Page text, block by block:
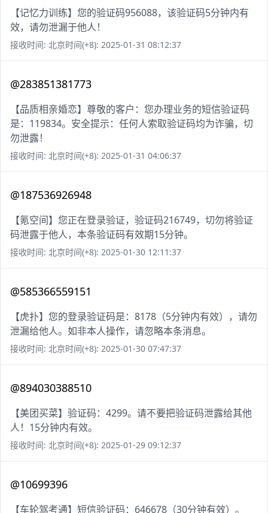
【记忆力训练】您的验证码956088，该验证码5分钟内有
效，请勿泄漏于他人！
接收时间: 北京时间(+8): 2025-01-31 08:12:37
@283851381773
【品质相亲婚恋】尊敬的客户：您办理业务的短信验证码
是：119834。安全提示：任何人索取验证码均为诈骗，切
勿泄露！
接收时间: 北京时间(+8): 2025-01-31 04:06:37
@187536926948
【氪空间】您正在登录验证，验证码216749，切勿将验证
码泄露于他人，本条验证码有效期15分钟。
接收时间: 北京时间(+8): 2025-01-30 12:11:37
@585366559151
【虎扑】您的登录验证码是：8178（5分钟内有效），请勿
泄漏给他人。如非本人操作，请忽略本条消息。
接收时间: 北京时间(+8): 2025-01-30 07:47:37
@894030388510
【美团买菜】验证码：4299。请不要把验证码泄露给其他
人！15分钟内有效。
接收时间: 北京时间(+8): 2025-01-29 09:12:37
@10699396
【车轮驾考通】短信验证码：646678（30分钟有效）。